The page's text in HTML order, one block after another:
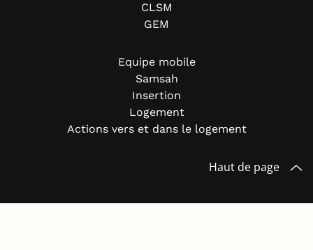
CLSM
GEM
Equipe mobile
Samsah
Insertion
Logement
Actions vers et dans le logement
Haut de page